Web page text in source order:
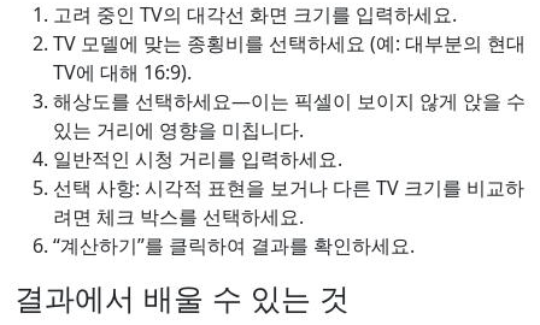
고려 중인 TV의 대각선 화면 크기를 입력하세요.
TV 모델에 맞는 종횡비를 선택하세요 (예: 대부분의 현대
TV에 대해 16:9).
해상도를 선택하세요—이는 픽셀이 보이지 않게 앉을 수
있는 거리에 영향을 미칩니다.
일반적인 시청 거리를 입력하세요.
선택 사항: 시각적 표현을 보거나 다른 TV 크기를 비교하
려면 체크 박스를 선택하세요.
“계산하기”를 클릭하여 결과를 확인하세요.
결과에서 배울 수 있는 것